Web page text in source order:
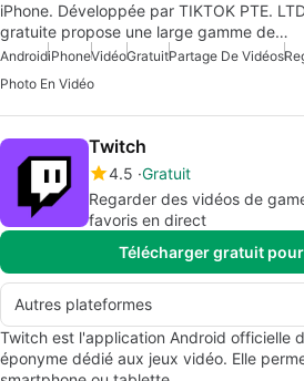
iPhone. Développée par TIKTOK PTE.
gratuite propose une large gamme de…
AndroidiPhoneVidéoGratuitPartage De Vidéos
Photo En Vidéo
Twitch
4.5 Gratuit
Regarder des vidéos de
favoris en direct
Télécharger gratuit
Autres plateformes
Twitch est l'application Android officielle
éponyme dédié aux jeux vidéo. Elle